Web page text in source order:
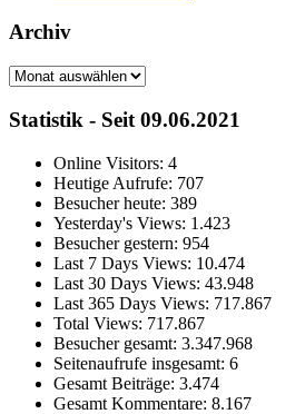
Archiv
Archiv
Statistik - Seit 09.06.2021
Online Visitors: 4
Heutige Aufrufe: 707
Besucher heute: 389
Yesterday's Views: 1.423
Besucher gestern: 954
Last 7 Days Views: 10.474
Last 30 Days Views: 43.948
Last 365 Days Views: 717.867
Total Views: 717.867
Besucher gesamt: 3.347.968
Seitenaufrufe insgesamt: 6
Gesamt Beiträge: 3.474
Gesamt Kommentare: 8.167